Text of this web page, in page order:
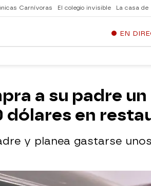
Carnívoras El colegio invisible La casa de
EN
a su padre un
dólares en
y planea gastarse